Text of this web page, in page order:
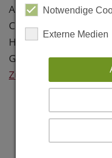
Architekt: Herzog und
CH-Basel
Holzbau: Blumer
Gossau
Zurück
Notwendige
Externe Medien